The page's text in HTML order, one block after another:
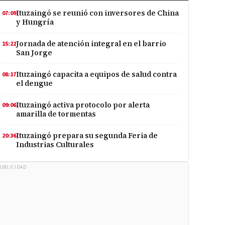
07:09Ituzaingó se reunió con inversores de China
y Hungría
15:22Jornada de atención integral en el barrio
San Jorge
08:17Ituzaingó capacita a equipos de salud contra
el dengue
09:06Ituzaingó activa protocolo por alerta
amarilla de tormentas
20:36Ituzaingó prepara su segunda Feria de
Industrias Culturales